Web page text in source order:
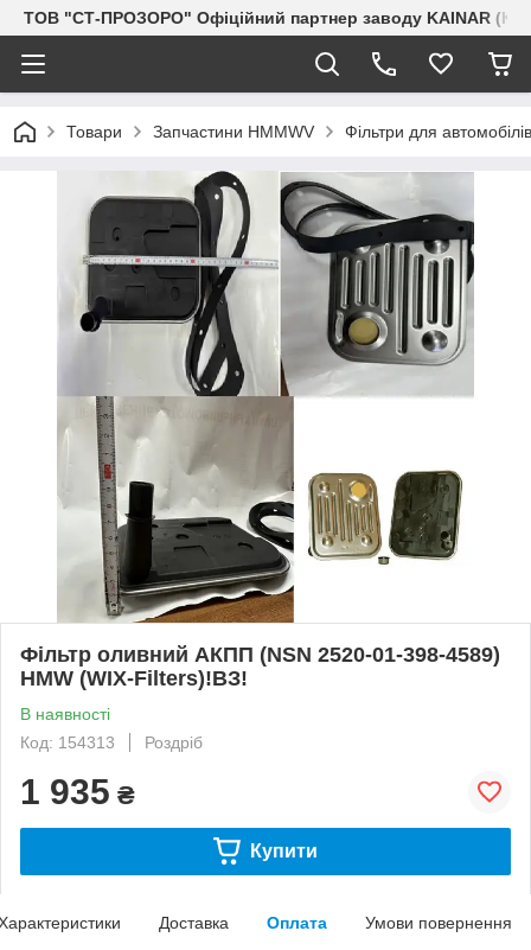
ТОВ "СТ-ПРОЗОРО" Офіційний партнер заводу KAINAR
Товари Запчастини HMMWV Фільтри для
Фільтр оливний АКПП (NSN 2520-01-398-4589)
HMW (WIX-Filters)!ВЗ!
В наявності
Код: 154313
Роздріб
1 935 ₴
Купити
Доставка Оплата Умови повернення